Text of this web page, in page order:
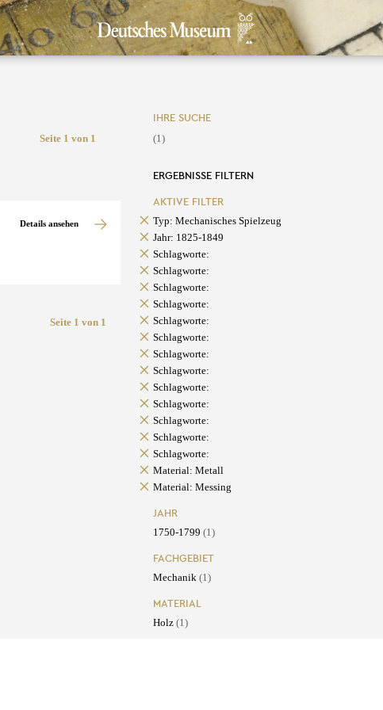
Seite 1 von 1
Details ansehen
Seite 1 von 1
IHRE SUCHE
(1)
ERGEBNISSE FILTERN
AKTIVE FILTER
Typ: Mechanisches Spielzeug
Jahr: 1825-1849
Schlagworte:
Schlagworte:
Schlagworte:
Schlagworte:
Schlagworte:
Schlagworte:
Schlagworte:
Schlagworte:
Schlagworte:
Schlagworte:
Schlagworte:
Schlagworte:
Schlagworte:
Material: Metall
Material: Messing
JAHR
1750-1799 (1)
FACHGEBIET
Mechanik (1)
MATERIAL
Holz (1)